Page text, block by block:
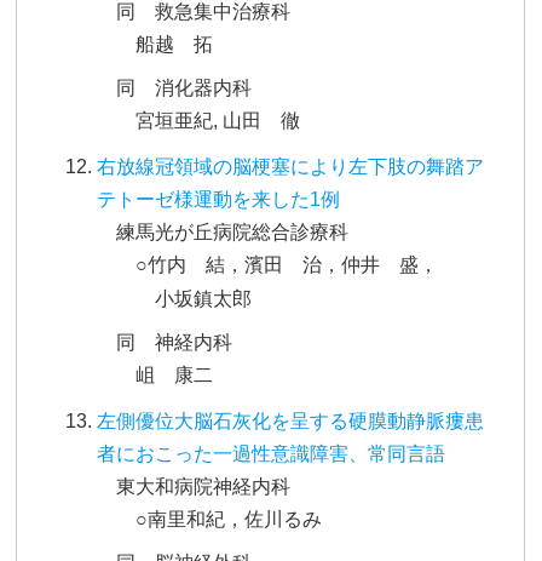
同 救急集中治療科
船越 拓
同 消化器内科
宮垣亜紀, 山田 徹
右放線冠領域の脳梗塞により左下肢の舞踏ア
テトーゼ様運動を来した1例
練馬光が丘病院総合診療科
○竹内 結，濱田 治，仲井 盛，
小坂鎮太郎
同 神経内科
岨 康二
左側優位大脳石灰化を呈する硬膜動静脈瘻患
者におこった一過性意識障害、常同言語
東大和病院神経内科
○南里和紀，佐川るみ